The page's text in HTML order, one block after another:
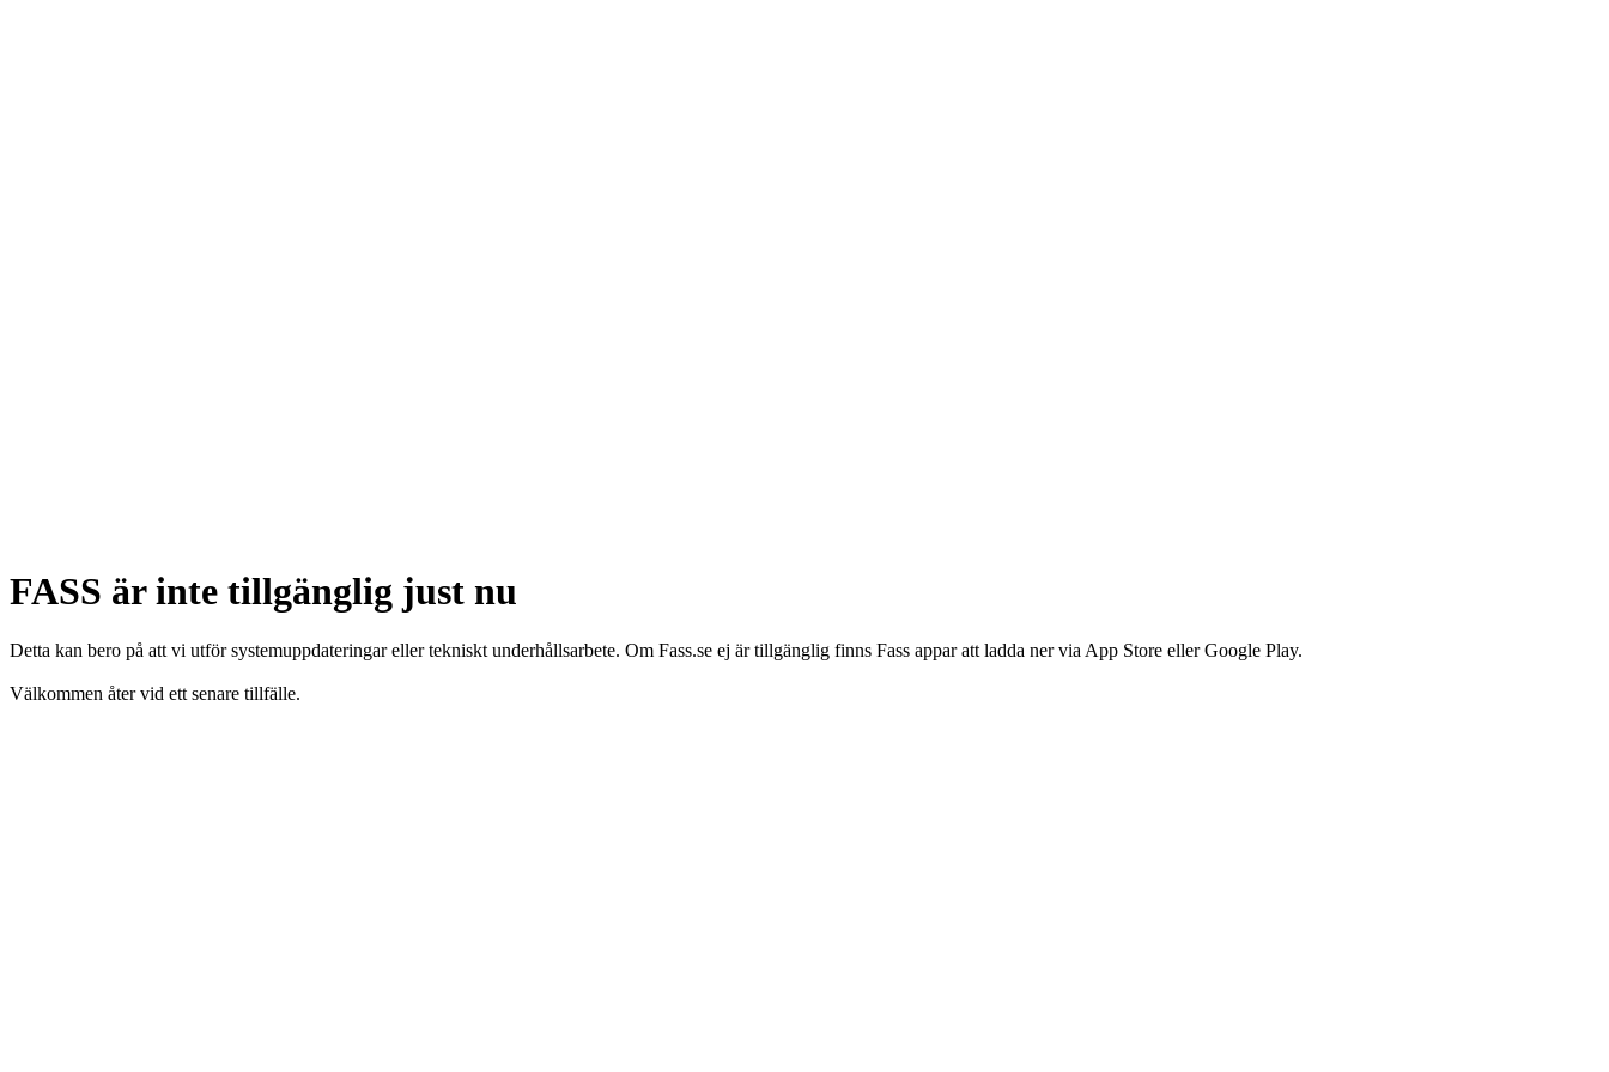
FASS är inte tillgänglig just nu
Detta kan bero på att vi utför systemuppdateringar eller tekniskt underhållsarbete. Om Fass.se ej är tillgänglig finns Fass appar att ladda ner via App Store eller Google Play.
Välkommen åter vid ett senare tillfälle.